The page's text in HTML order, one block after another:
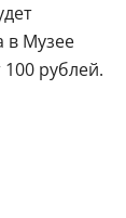
в Музее
рублей.